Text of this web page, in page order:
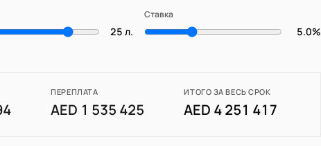
25 л.
Ставка
5.0%
ПЕРЕПЛАТА
AED 1 535 425
ИТОГО ЗА ВЕСЬ СРОК
AED 4 251 417